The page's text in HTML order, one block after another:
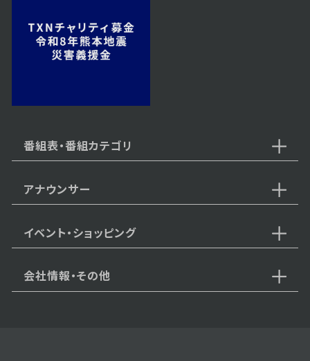
第13話 世子冊立
2024年12月25日 放送
番組表・番組カテゴリ
アナウンサー
イベント・ショッピング
会社情報・その他